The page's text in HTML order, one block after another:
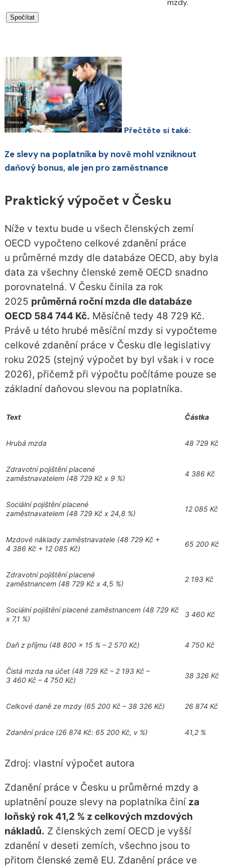
Přečtěte si také:
Ze slevy na poplatníka by nově mohl vzniknout
daňový bonus, ale jen pro zaměstnance
Praktický výpočet v Česku
Níže v textu bude u všech členských zemí
OECD vypočteno celkové zdanění práce
u průměrné mzdy dle databáze OECD, aby byla
data za všechny členské země OECD snadno
porovnatelná. V Česku činila za rok
2025 průměrná roční mzda dle databáze
OECD 584 744 Kč. Měsíčně tedy 48 729 Kč.
Právě u této hrubé měsíční mzdy si vypočteme
celkové zdanění práce v Česku dle legislativy
roku 2025 (stejný výpočet by byl však i v roce
2026), přičemž při výpočtu počítáme pouze se
základní daňovou slevou na poplatníka.
Text Částka
Hrubá mzda 48 729 Kč
Zdravotní pojištění placené
zaměstnavatelem (48 729 Kč x 9 %)
4 386 Kč
Sociální pojištění placené
zaměstnavatelem (48 729 Kč x 24,8 %)
12 085 Kč
Mzdové náklady zaměstnavatele (48 729 Kč +
4 386 Kč + 12 085 Kč)
65 200 Kč
Zdravotní pojištění placené
zaměstnancem (48 729 Kč x 4,5 %)
2 193 Kč
Sociální pojištění placené zaměstnancem (48 729 Kč
x 7,1 %)
3 460 Kč
Daň z příjmu (48 800 × 15 % – 2 570 Kč) 4 750 Kč
Čistá mzda na účet (48 729 Kč – 2 193 Kč –
3 460 Kč – 4 750 Kč)
38 326 Kč
Celkové daně ze mzdy (65 200 Kč – 38 326 Kč) 26 874 Kč
Zdanění práce (26 874 Kč: 65 200 Kč, v %) 41,2 %
Zdroj: vlastní výpočet autora
Zdanění práce v Česku u průměrné mzdy a
uplatnění pouze slevy na poplatníka činí za
loňský rok 41,2 % z celkových mzdových
nákladů. Z členských zemí OECD je vyšší
zdanění v deseti zemích, všechno jsou to
přitom členské země EU. Zdanění práce ve